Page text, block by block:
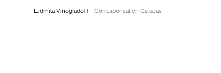
Ludmila Vinogradoff Corresponsal en Caracas